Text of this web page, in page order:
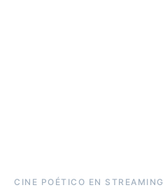
CINE POÉTICO EN STREAMING